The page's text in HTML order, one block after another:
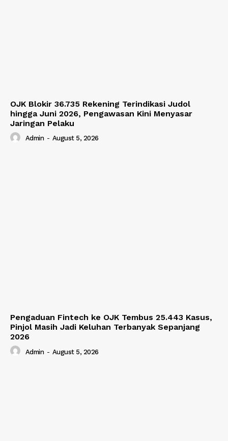
OJK Blokir 36.735 Rekening Terindikasi Judol
hingga Juni 2026, Pengawasan Kini Menyasar
Jaringan Pelaku
Admin - August 5, 2026
Pengaduan Fintech ke OJK Tembus 25.443 Kasus,
Pinjol Masih Jadi Keluhan Terbanyak Sepanjang
2026
Admin - August 5, 2026